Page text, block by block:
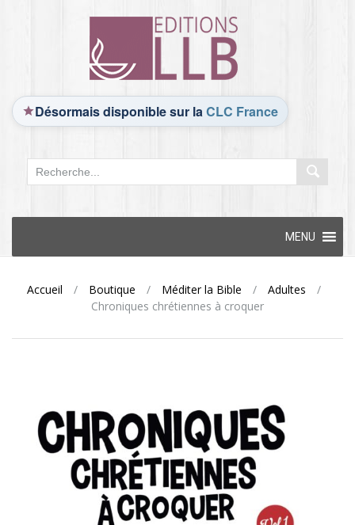
Désormais disponible sur laCLC France
content
MENU
Accueil / Boutique / Méditer la Bible / Adultes
/
Chroniques chrétiennes à croquer